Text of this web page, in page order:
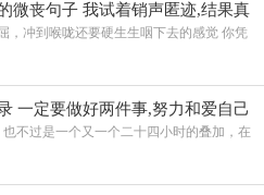
微丧句子 我试着销声匿迹,结果真
，冲到喉咙还要硬生生咽下去的感觉 你凭
一定要做好两件事,努力和爱自己
不过是一个又一个二十四小时的叠加，在